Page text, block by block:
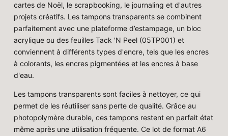
cartes de Noël, le scrapbooking, le journaling et d'autres
projets créatifs. Les tampons transparents se combinent
parfaitement avec une plateforme d’estampage, un bloc
acrylique ou des feuilles Tack 'N Peel (05TP001) et
conviennent à différents types d'encre, tels que les encres
à colorants, les encres pigmentées et les encres à base
d'eau.
Les tampons transparents sont faciles à nettoyer, ce qui
permet de les réutiliser sans perte de qualité. Grâce au
photopolymère durable, ces tampons restent en parfait état
même après une utilisation fréquente. Ce lot de format A6